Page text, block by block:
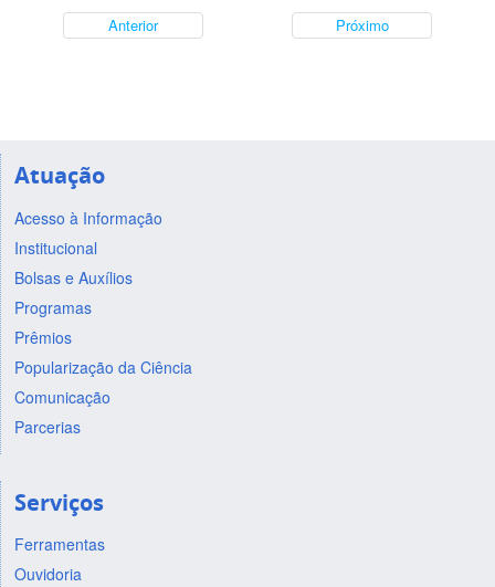
Anterior Próximo
Atuação
Acesso à Informação
Institucional
Bolsas e Auxílios
Programas
Prêmios
Popularização da Ciência
Comunicação
Parcerias
Serviços
Ferramentas
Ouvidoria